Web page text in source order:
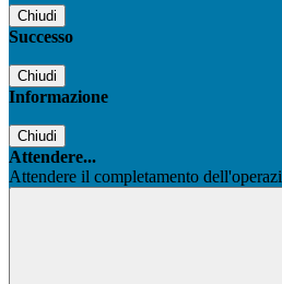
Chiudi
Successo
Chiudi
Informazione
Chiudi
Attendere...
Attendere il completamento